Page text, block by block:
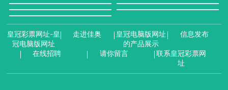
皇冠彩票网址-皇
冠电脑版网址
走进佳奥
皇冠电脑版网址
的产品展示
信息发布
在线招聘 请你留言
联系皇冠彩票网
址